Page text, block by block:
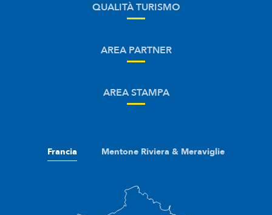
QUALITÀ TURISMO
AREA PARTNER
AREA STAMPA
Francia Mentone Riviera & Meraviglie